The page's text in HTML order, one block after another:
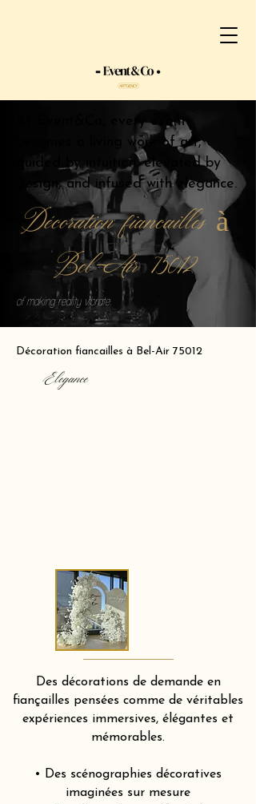
At Event&Co, every event
becomes a living work of art,
guided by intuition, elevated by
design, and infused with elegance.
Décoration fiancailles à
Bel-Air 75012
of making reality vibrate.
Décoration fiancailles à Bel-Air 75012
Elegance
Des décorations de demande en
fiançailles pensées comme de véritables
expériences immersives, élégantes et
mémorables.
• Des scénographies décoratives
imaginées sur mesure